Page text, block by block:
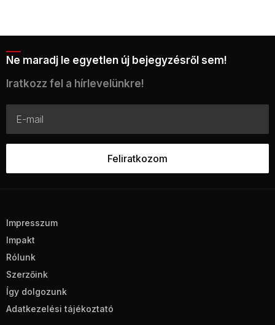
Ne maradj le egyetlen új bejegyzésről sem!
Iratkozz fel a hírlevelünkre!
Impresszum
Impakt
Rólunk
Szerzőink
Így dolgozunk
Adatkezelési tájékoztató